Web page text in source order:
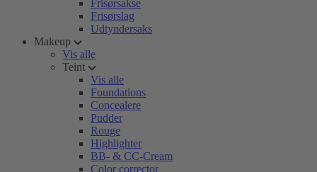
Frisørsakse
Frisørslag
Udtyndersaks
Makeup
Vis alle
Teint
Vis alle
Foundations
Concealere
Pudder
Rouge
Highlighter
BB- & CC-Cream
Color corrector